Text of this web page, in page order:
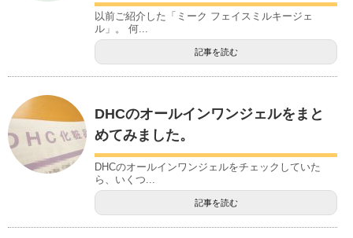
以前ご紹介した「ミーク フェイスミルキージェ
ル」。 何...
記事を読む
DHCのオールインワンジェルをまと
めてみました。
DHCのオールインワンジェルをチェックしていた
ら、いくつ...
記事を読む